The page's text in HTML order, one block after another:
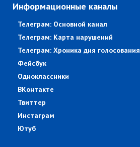
Информационные каналы
Телеграм: Основной канал
Телеграм: Карта нарушений
Телеграм: Хроника дня голосования
Фейсбук
Одноклассники
ВКонтакте
Твиттер
Инстаграм
Ютуб